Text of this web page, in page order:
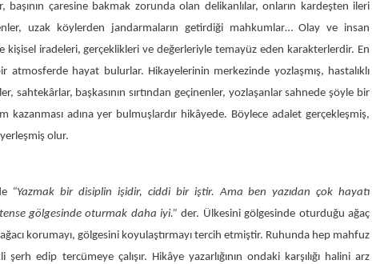
çaresine bakmak zorunda olan delikanlılar, onların kardeşten ileri
uzak köylerden jandarmaların getirdiği mahkumlar… Olay ve insan
kişisel iradeleri, gerçeklikleri ve değerleriyle temayüz eden karakterlerdir. En
hayat bulurlar. Hikayelerinin merkezinde yozlaşmış, hastalıklı
sahtekârlar, başkasının sırtından geçinenler, yozlaşanlar sahnede şöyle bir
adına yer bulmuşlardır hikâyede. Böylece adalet gerçekleşmiş,
olur.
“Yazmak bir disiplin işidir, ciddi bir iştir. Ama ben yazıdan çok hayatı
gölgesinde oturmak daha iyi.” der. Ülkesini gölgesinde oturduğu ağaç
korumayı, gölgesini koyulaştırmayı tercih etmiştir. Ruhunda hep mahfuz
edip tercümeye çalışır. Hikâye yazarlığının ondaki karşılığı halini arz